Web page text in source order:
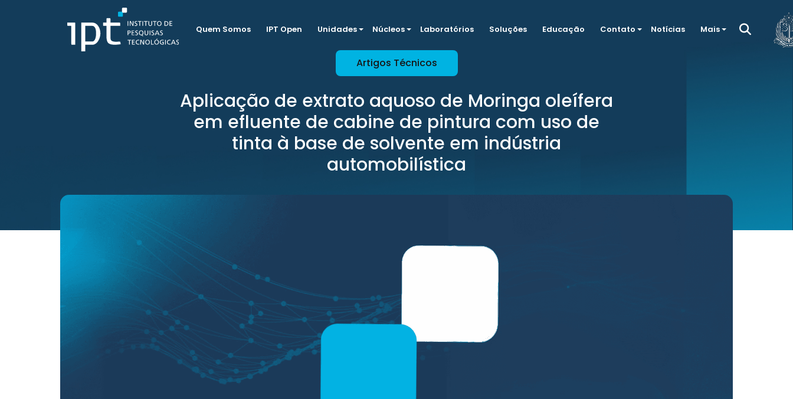
Quem Somos IPT Open Unidades Núcleos Laboratórios Soluções Educação Contato Notícias Mais
Artigos Técnicos
Aplicação de extrato aquoso de Moringa oleífera
em efluente de cabine de pintura com uso de
tinta à base de solvente em indústria
automobilística